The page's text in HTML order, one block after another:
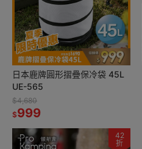
日本鹿牌圓形摺疊保冷袋 45L
UE-565
$4,680
$999
42
折